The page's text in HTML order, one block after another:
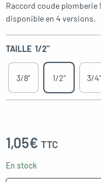
Raccord coude plomberie
disponible en 4 versions.
TAILLE 1/2"
3/8" 1/2" 3/4"
1,05€ TTC
En stock
menu